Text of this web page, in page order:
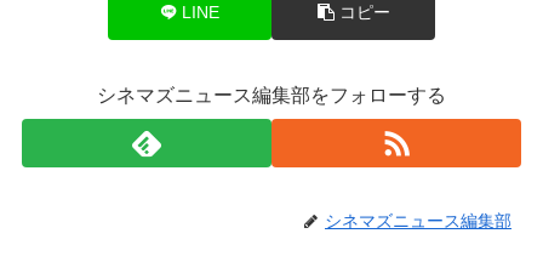
LINE コピー
シネマズニュース編集部をフォローする
シネマズニュース編集部